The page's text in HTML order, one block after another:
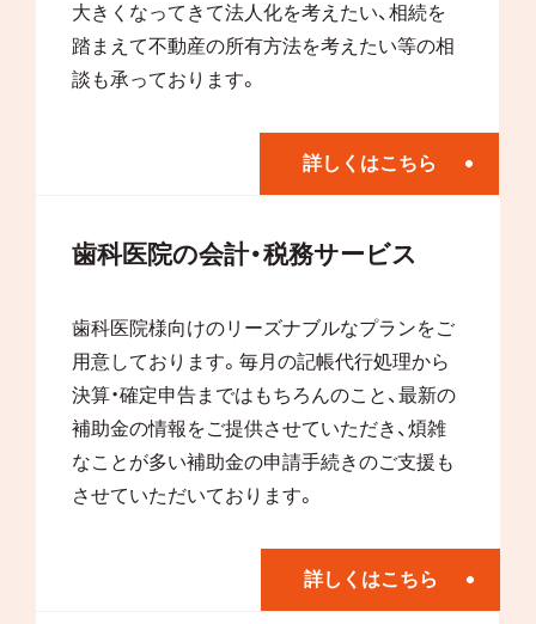
大きくなってきて法人化を考えたい、相続を
踏まえて不動産の所有方法を考えたい等の相
談も承っております。
詳しくはこちら
歯科医院の会計・税務サービス
歯科医院様向けのリーズナブルなプランをご
用意しております。毎月の記帳代行処理から
決算・確定申告まではもちろんのこと、最新の
補助金の情報をご提供させていただき、煩雑
なことが多い補助金の申請手続きのご支援も
させていただいております。
詳しくはこちら